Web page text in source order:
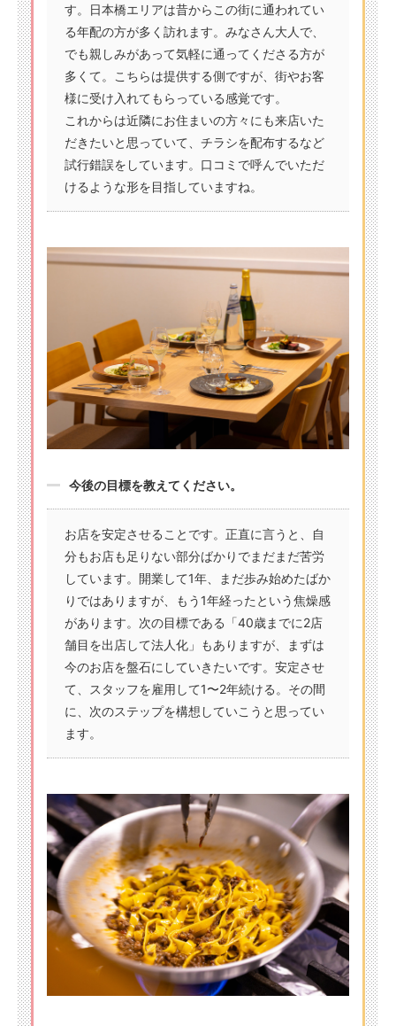
す。日本橋エリアは昔からこの街に通われてい
る年配の方が多く訪れます。みなさん大人で、
でも親しみがあって気軽に通ってくださる方が
多くて。こちらは提供する側ですが、街やお客
様に受け入れてもらっている感覚です。
これからは近隣にお住まいの方々にも来店いた
だきたいと思っていて、チラシを配布するなど
試行錯誤をしています。口コミで呼んでいただ
けるような形を目指していますね。
今後の目標を教えてください。
お店を安定させることです。正直に言うと、自
分もお店も足りない部分ばかりでまだまだ苦労
しています。開業して1年、まだ歩み始めたばか
りではありますが、もう1年経ったという焦燥感
があります。次の目標である「40歳までに2店
舗目を出店して法人化」もありますが、まずは
今のお店を盤石にしていきたいです。安定させ
て、スタッフを雇用して1〜2年続ける。その間
に、次のステップを構想していこうと思ってい
ます。